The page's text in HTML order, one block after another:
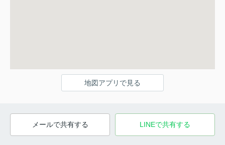
地図アプリで見る
メールで共有する LINEで共有する